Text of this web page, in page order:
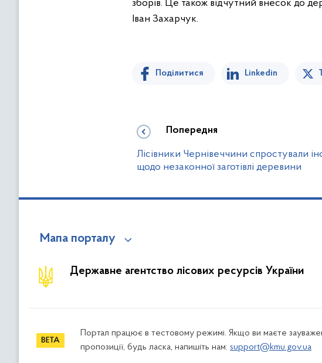
зборів. Це також відчутний внесок до
Іван Захарчук.
Поділитися Linkedin
Попередня
Лісівники Чернівеччини спростували
щодо незаконної заготівлі деревини
Мапа порталу
Державне агентство лісових ресурсів України
Портал працює в тестовому режимі. Якщо ви маєте
пропозиції, будь ласка, напишіть нам: support@kmu.gov.ua